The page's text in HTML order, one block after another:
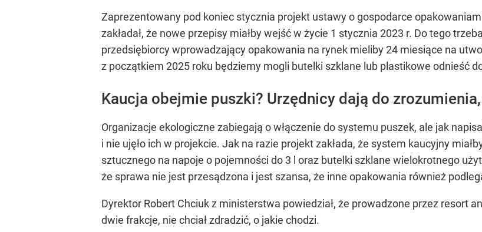
Zaprezentowany pod koniec stycznia projekt ustawy o gospodarce
zakładał, że nowe przepisy miałby wejść w życie 1 stycznia 2023 r. Do tego
przedsiębiorcy wprowadzający opakowania na rynek mieliby 24 miesiące na
z początkiem 2025 roku będziemy mogli butelki szklane lub plastikowe odnieść
Kaucja obejmie puszki? Urzędnicy dają do
Organizacje ekologiczne zabiegają o włączenie do systemu puszek, ale jak
i nie ujęło ich w projekcie. Jak na razie projekt zakłada, że system kaucyjny
sztucznego na napoje o pojemności do 3 l oraz butelki szklane wielokrotnego
że sprawa nie jest przesądzona i jest szansa, że inne opakowania również
Dyrektor Robert Chciuk z ministerstwa powiedział, że prowadzone przez resort
dwie frakcje, nie chciał zdradzić, o jakie chodzi.